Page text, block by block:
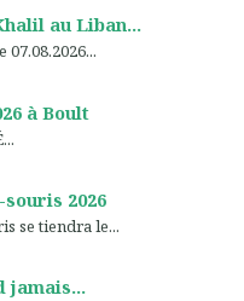
au Liban...
à Boult
2026
se tiendra le...
jamais...